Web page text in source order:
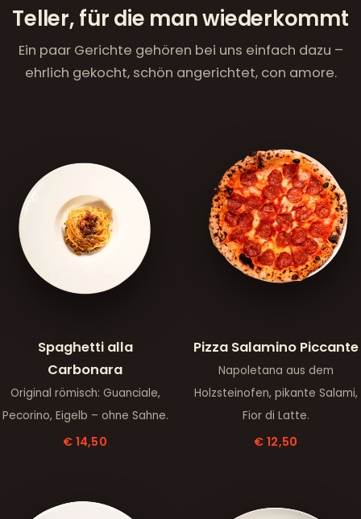
Teller, für die man wiederkommt
Ein paar Gerichte gehören bei uns einfach dazu –
ehrlich gekocht, schön angerichtet, con amore.
Spaghetti alla
Carbonara
Original römisch: Guanciale,
Pecorino, Eigelb – ohne Sahne.
€ 14,50
Pizza Salamino Piccante
Napoletana aus dem
Holzsteinofen, pikante Salami,
Fior di Latte.
€ 12,50